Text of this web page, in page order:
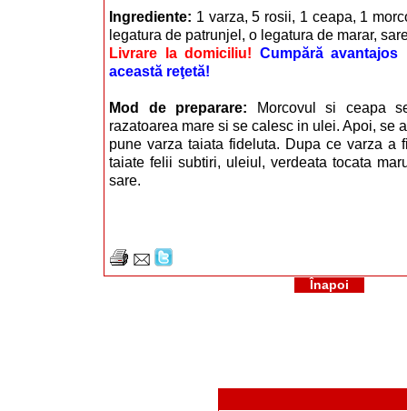
Ingrediente: 1 varza, 5 rosii, 1 ceapa, 1
legatura de patrunjel, o legatura de marar,
Livrare la domiciliu! Cumpără avantajos
această reţetă!
Mod de preparare: Morcovul si ceapa
razatoarea mare si se calesc in ulei. Apoi, se
pune varza taiata fideluta. Dupa ce varza a
taiate felii subtiri, uleiul, verdeata tocata
sare.
Înapoi